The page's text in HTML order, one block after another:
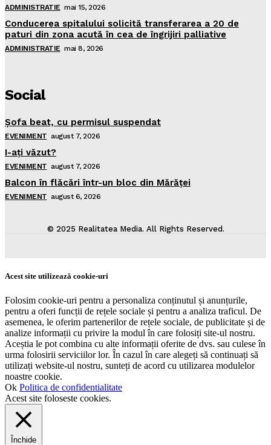
ADMINISTRATIE mai 15, 2026
Conducerea spitalului solicită transferarea a 20 de
paturi din zona acută în cea de îngrijiri palliative
ADMINISTRATIE mai 8, 2026
Social
Şofa beat, cu permisul suspendat
EVENIMENT august 7, 2026
I-aţi văzut?
EVENIMENT august 7, 2026
Balcon în flăcări într-un bloc din Mărăţei
EVENIMENT august 6, 2026
© 2025 Realitatea Media. All Rights Reserved.
Acest site utilizează cookie-uri
Folosim cookie-uri pentru a personaliza conținutul și anunțurile,
pentru a oferi funcții de rețele sociale și pentru a analiza traficul. De
asemenea, le oferim partenerilor de rețele sociale, de publicitate și de
analize informații cu privire la modul în care folosiți site-ul nostru.
Aceștia le pot combina cu alte informații oferite de dvs. sau culese în
urma folosirii serviciilor lor. În cazul în care alegeți să continuați să
utilizați website-ul nostru, sunteți de acord cu utilizarea modulelor
noastre cookie.
Ok Politica de confidentialitate
Acest site foloseste cookies.
Închide